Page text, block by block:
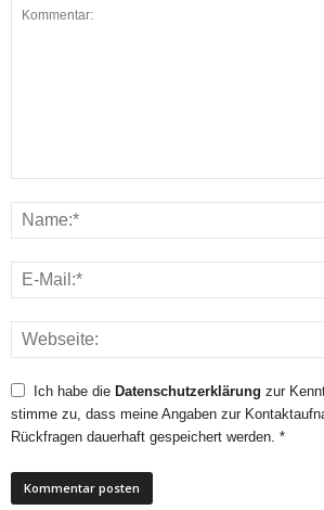
Ich habe die Datenschutzerklärung zur
stimme zu, dass meine Angaben zur
Rückfragen dauerhaft gespeichert werden. *